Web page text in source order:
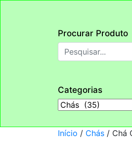
Procurar Produto
Categorias
Início / Chás / Chá